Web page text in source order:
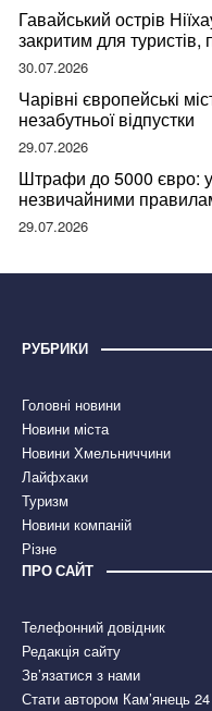
Гавайський острів
закритим для
відвідувачів
30.07.2026
Чарівні європейські
незабутньої відпустки
29.07.2026
Штрафи до 5000 євро:
незвичайними
правдою
29.07.2026
РУБРИКИ
Головні новини
Новини міста
Новини Хмельниччини
Лайфхаки
Туризм
Новини компаній
Різне
ПРО САЙТ
Телефонний довідник
Редакція сайту
Зв’язатися з нами
Стати автором Кам’янець 24